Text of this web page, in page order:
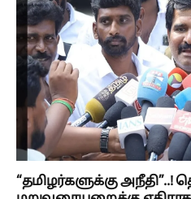
“தமிழர்களுக்கு அநீதி”..!